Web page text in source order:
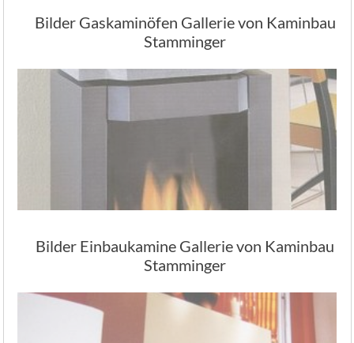
Bilder Gaskaminöfen Gallerie von Kaminbau
Stamminger
Bilder Einbaukamine Gallerie von Kaminbau
Stamminger